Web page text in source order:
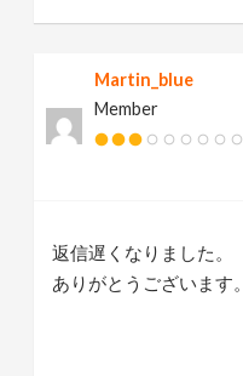
Martin_blue
Member
返信遅くなりました。
ありがとうございます。